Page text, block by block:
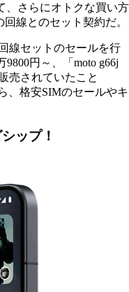
、さらにオトクな買い方
線とのセット契約だ。
線セットのセールを行
円～、「moto g66j
売されていたこと
、格安SIMのセールやキ
ップ！